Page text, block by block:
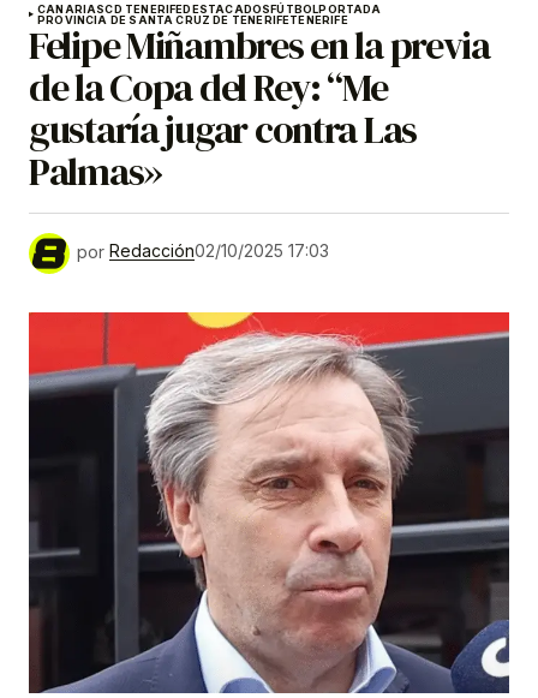
CANARIASCD TENERIFEDESTACADOSFÚTBOLPORTADA
PROVINCIA DE SANTA CRUZ DE TENERIFETENERIFE
Felipe Miñambres en la previa
de la Copa del Rey: “Me
gustaría jugar contra Las
Palmas»
por Redacción02/10/2025 17:03